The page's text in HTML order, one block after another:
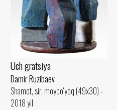
Uch gratsiya
Damir Ruzibaev
Shamot, sir, moybo‘yoq (49x30) -
2018 yil